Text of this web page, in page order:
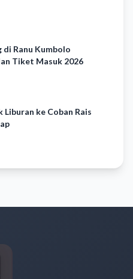
di Ranu Kumbolo
Tiket Masuk 2026
ke Coban Rais